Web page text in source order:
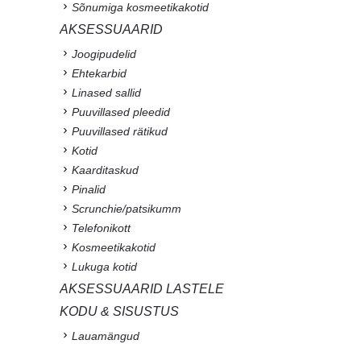
Sõnumiga kosmeetikakotid
AKSESSUAARID
Joogipudelid
Ehtekarbid
Linased sallid
Puuvillased pleedid
Puuvillased rätikud
Kotid
Kaarditaskud
Pinalid
Scrunchie/patsikumm
Telefonikott
Kosmeetikakotid
Lukuga kotid
AKSESSUAARID LASTELE
KODU & SISUSTUS
Lauamängud